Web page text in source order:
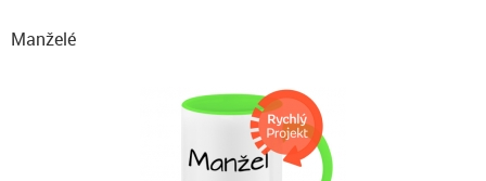
Manželé